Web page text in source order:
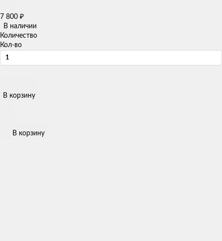
7 800 ₽
В наличии
Количество
Кол-во
В корзину
В корзину